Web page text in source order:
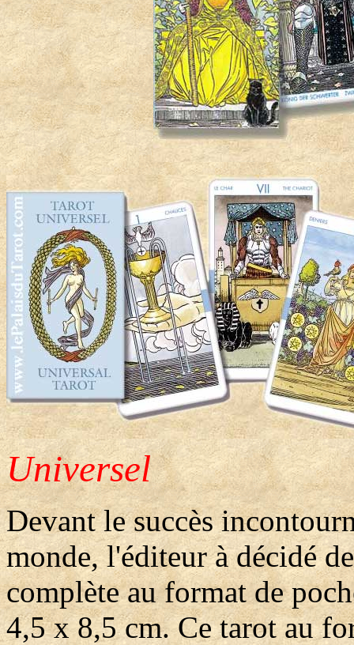
Universel
Devant le succès
monde, l'éditeur à décidé
complète au format de
4,5 x 8,5 cm. Ce tarot au